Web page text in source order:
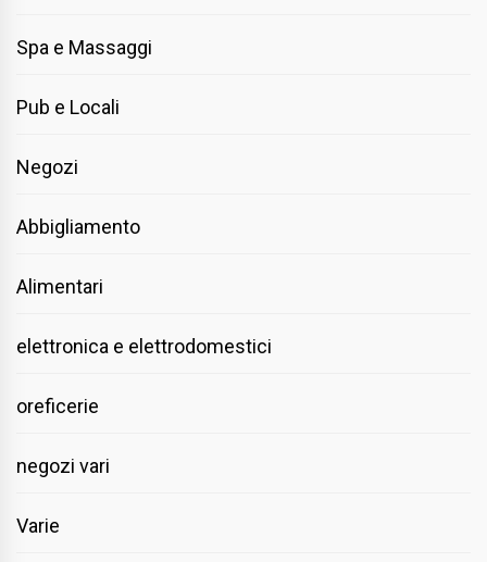
Spa e Massaggi
Pub e Locali
Negozi
Abbigliamento
Alimentari
elettronica e elettrodomestici
oreficerie
negozi vari
Varie